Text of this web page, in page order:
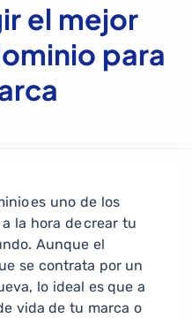
el mejor
para
es uno de los
la hora de crear tu
Aunque el
se contrata por un
lo ideal es que a
vida de tu marca o